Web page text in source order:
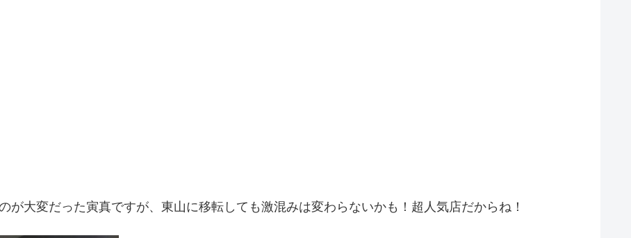
が大変だった寅真ですが、東山に移転しても激混みは変わらないかも！超人気店だからね！